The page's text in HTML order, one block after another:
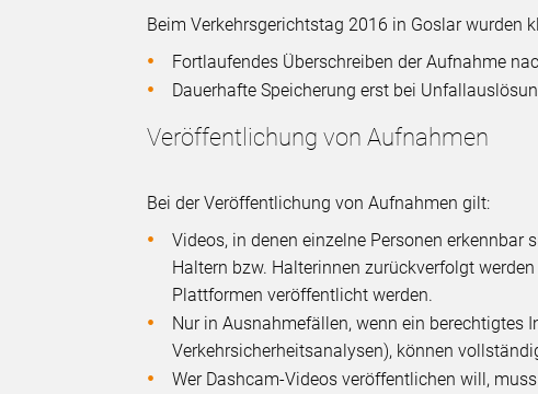
Beim Verkehrsgerichtstag 2016 in Goslar wurden
Fortlaufendes Überschreiben der Aufnahme
Dauerhafte Speicherung erst bei
Veröffentlichung von Aufnahmen
Bei der Veröffentlichung von Aufnahmen gilt:
Videos, in denen einzelne Personen erkennbar
Haltern bzw. Halterinnen zurückverfolgt
Plattformen veröffentlicht werden.
Nur in Ausnahmefällen, wenn ein berechtigtes
Verkehrsicherheitsanalysen), können
Wer Dashcam-Videos veröffentlichen will,